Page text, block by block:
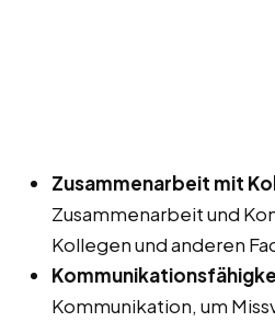
Zusammenarbeit mit
Zusammenarbeit und
Kollegen und anderen
Kommunikation, um